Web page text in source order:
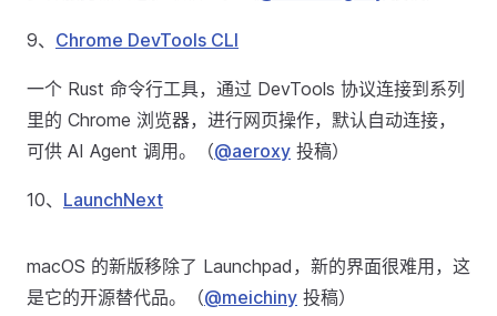
9、 Chrome DevTools CLI
一个 Rust 命令行工具，通过 DevTools 协议连接到系列
里的 Chrome 浏览器，进行网页操作，默认自动连接，
可供 AI Agent 调用。（@aeroxy 投稿）
10、 LaunchNext
macOS 的新版移除了 Launchpad，新的界面很难用，这
是它的开源替代品。（@meichiny 投稿）